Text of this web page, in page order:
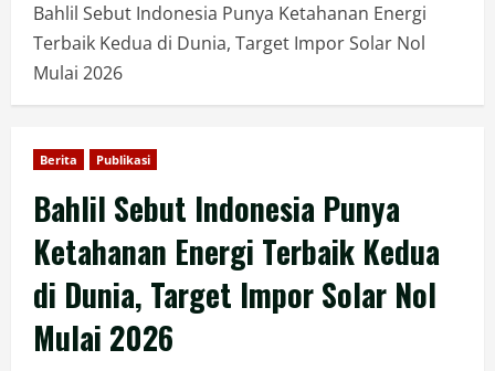
Bahlil Sebut Indonesia Punya Ketahanan Energi
Terbaik Kedua di Dunia, Target Impor Solar Nol
Mulai 2026
Berita Publikasi
Bahlil Sebut Indonesia Punya
Ketahanan Energi Terbaik Kedua
di Dunia, Target Impor Solar Nol
Mulai 2026